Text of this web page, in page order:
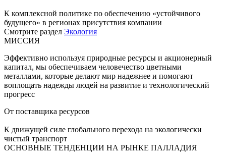
К комплексной политике по обеспечению «устойчивого
будущего» в регионах присутствия компании
Смотрите раздел Экология
МИССИЯ
Эффективно используя природные ресурсы и акционерный
капитал, мы обеспечиваем человечество цветными
металлами, которые делают мир надежнее и помогают
воплощать надежды людей на развитие и технологический
прогресс
От поставщика ресурсов
К движущей силе глобального перехода на экологически
чистый транспорт
ОСНОВНЫЕ ТЕНДЕНЦИИ НА РЫНКЕ ПАЛЛАДИЯ